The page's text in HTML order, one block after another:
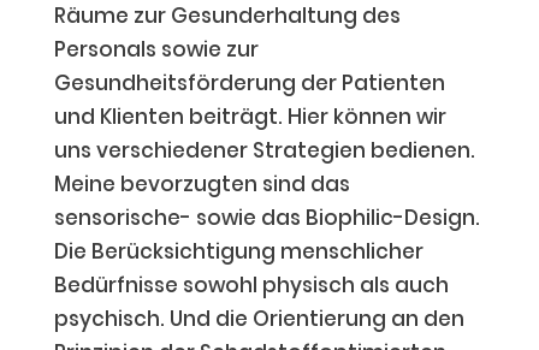
Räume zur Gesunderhaltung des
Personals sowie zur
Gesundheitsförderung der Patienten
und Klienten beiträgt. Hier können wir
uns verschiedener Strategien bedienen.
Meine bevorzugten sind das
sensorische- sowie das Biophilic-Design.
Die Berücksichtigung menschlicher
Bedürfnisse sowohl physisch als auch
psychisch. Und die Orientierung an den